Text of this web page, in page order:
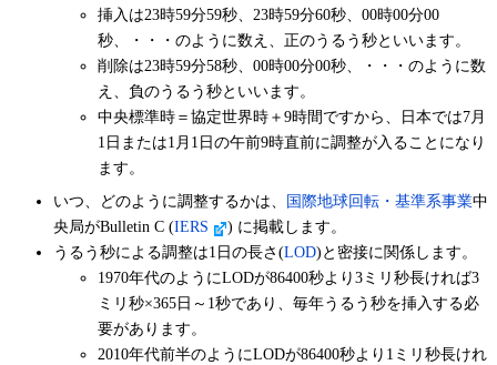
挿入は23時59分59秒、23時59分60秒、00時00分00
秒、・・・のように数え、正のうるう秒といいます。
削除は23時59分58秒、00時00分00秒、・・・のように数
え、負のうるう秒といいます。
中央標準時＝協定世界時＋9時間ですから、日本では7月
1日または1月1日の午前9時直前に調整が入ることになり
ます。
いつ、どのように調整するかは、 国際地球回転・基準系事業中
央局がBulletin C (IERS
) に掲載します。
うるう秒による調整は1日の長さ(LOD)と密接に関係します。
1970年代のようにLODが86400秒より3ミリ秒長ければ3
ミリ秒×365日～1秒であり、毎年うるう秒を挿入する必
要があります。
2010年代前半のようにLODが86400秒より1ミリ秒長けれ